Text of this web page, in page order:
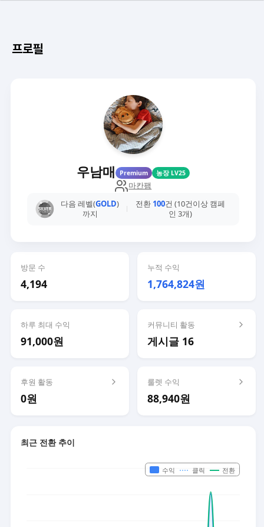
프로필
우남매 Premium 농장 LV25
마칸팸
다음 레벨(GOLD)
까지
전환 100건 (10건이상 캠페
인 3개)
방문 수
4,194
누적 수익
1,764,824원
하루 최대 수익
91,000원
커뮤니티 활동
게시글 16
후원 활동
0원
룰렛 수익
88,940원
최근 전환 추이